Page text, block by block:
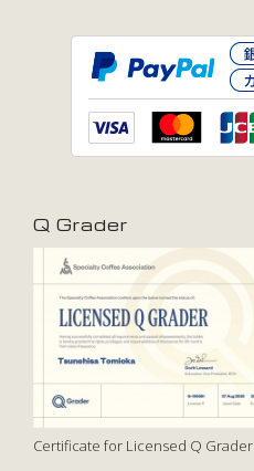
Q Grader
Certificate for Licensed Q Grader